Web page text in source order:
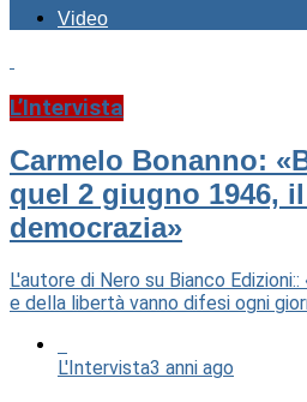
Video
L’Intervista
Carmelo Bonanno:
quel 2 giugno 1946,
democrazia»
L'autore di Nero su Bianco
e della libertà vanno difesi ogni
L'Intervista3 anni ago